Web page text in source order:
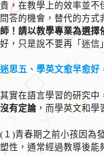
貴，在教學上的效率並不
問答的機會，替代的方式
師！請以教學專業為選擇
好，只是說不要再「迷信
迷思五、學英文愈早愈好
其實在語言學習的研究中
沒有定論 ，而學英文和學
(１)青春期之前小孩因為
塑性，通常經過教導後能